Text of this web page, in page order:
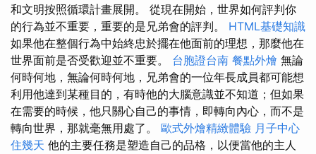
和文明按照循環計畫展開。 從現在開始，世界如何評判你
的行為並不重要，重要的是兄弟會的評判。 HTML基礎知識
如果他在整個行為中始終忠於擺在他面前的理想，那麼他在
世界面前是否受歡迎並不重要。 台胞證台南 餐點外燴 無論
何時何地，無論何時何地，兄弟會的一位年長成員都可能想
利用他達到某種目的，有時他的大腦意識並不知道；但如果
在需要的時候，他只關心自己的事情，即轉向內心，而不是
轉向世界，那就毫無用處了。 歐式外燴精緻體驗 月子中心
住幾天 他的主要任務是塑造自己的品格，以便當他的主人